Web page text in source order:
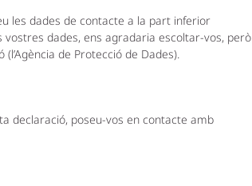
les dades de contacte a la part inferior
vostres dades, ens agradaria escoltar-vos, però
de Protecció de Dades).
declaració, poseu-vos en contacte amb